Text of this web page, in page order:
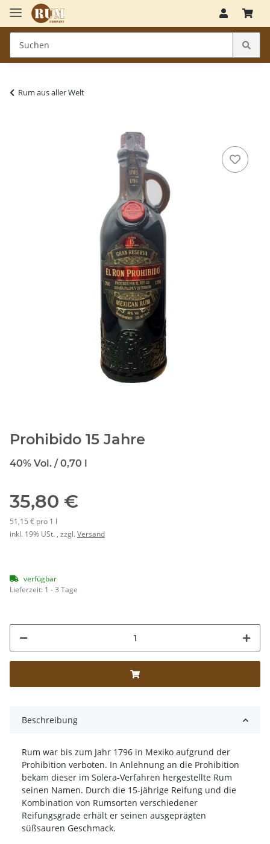
Rum aus aller Welt
Prohibido 15 Jahre
40% Vol. / 0,70 l
35,80 €
51,15 € pro 1 l
inkl. 19% USt. , zzgl.Versand
verfügbar
Lieferzeit: 1 - 3 Tage
Beschreibung
Rum war bis zum Jahr 1796 in Mexiko aufgrund der
Prohibition verboten. In Anlehnung an die Prohibition
bekam dieser im Solera-Verfahren hergestellte Rum
seinen Namen. Durch die 15-jährige Reifung und die
Kombination von Rumsorten verschiedener
Reifungsgrade erhält er seinen ausgeprägten
süßsauren Geschmack.